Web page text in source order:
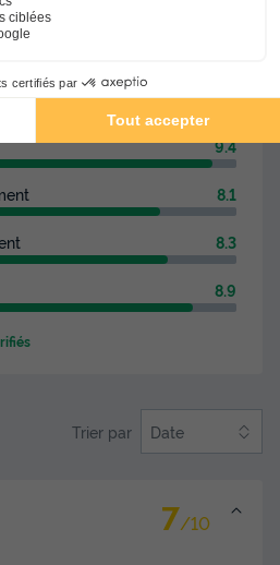
par nos clients après
:Le Domaine de Claire Rive
8.5
9.4
8.1
8.3
8.9
Trier par Date
7/10